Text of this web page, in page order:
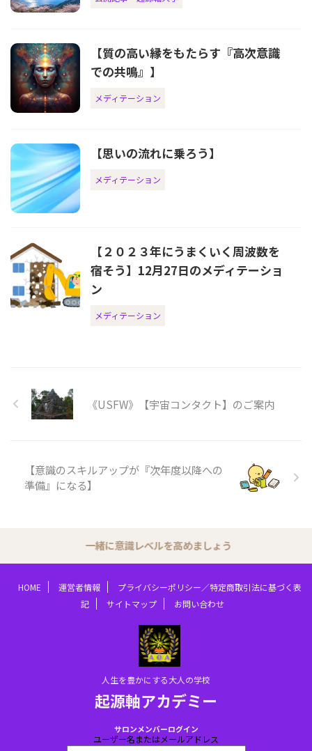
【質の高い縁をもたらす『高次意識
での共鳴』】
メディテーション
【思いの流れに乗ろう】
メディテーション
【２０２３年にうまくいく周波数を
宿そう】12月27日のメディテーショ
ン
メディテーション
《USFW》【宇宙コンタクト】のご案内
【意識のスキルアップが『次年度以降への
準備』になる】
一緒に意識レベルを高めましょう
HOME 運営者情報
プライバシーポリシー／特定商取引法に基づく表
記
サイトマップ お問い合わせ
人生を豊かにする大人の学校
起源軸アカデミー
サロンメンバーログイン
ユーザー名またはメールアドレス